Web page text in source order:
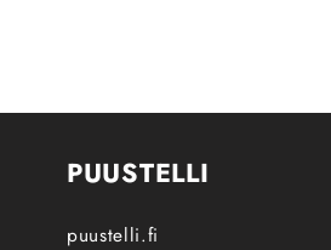
PUUSTELLI
puustelli.fi